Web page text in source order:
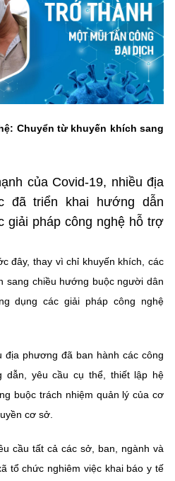
lượng
dự thảo VBQPPL
lượng
English
Chuyển từ khuyến khích sang
của Covid-19, nhiều địa
đã triển khai hướng dẫn
giải pháp công nghệ hỗ trợ
đây, thay vì chỉ khuyến khích, các
sang chiều hướng buộc người dân
dụng các giải pháp công nghệ
phương đã ban hành các công
dẫn, yêu cầu cụ thể, thiết lập hệ
buộc trách nhiệm quản lý của cơ
cơ sở.
cầu tất cả các sở, ban, ngành và
tổ chức nghiêm việc khai báo y tế